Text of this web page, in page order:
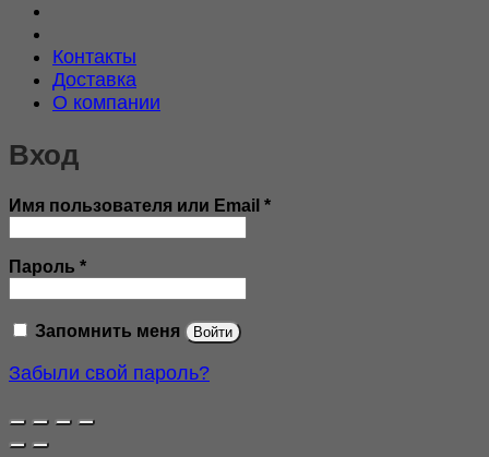
Контакты
Доставка
О компании
Вход
Имя пользователя или Email *Обязательно
Пароль *Обязательно
Запомнить меня Войти
Забыли свой пароль?